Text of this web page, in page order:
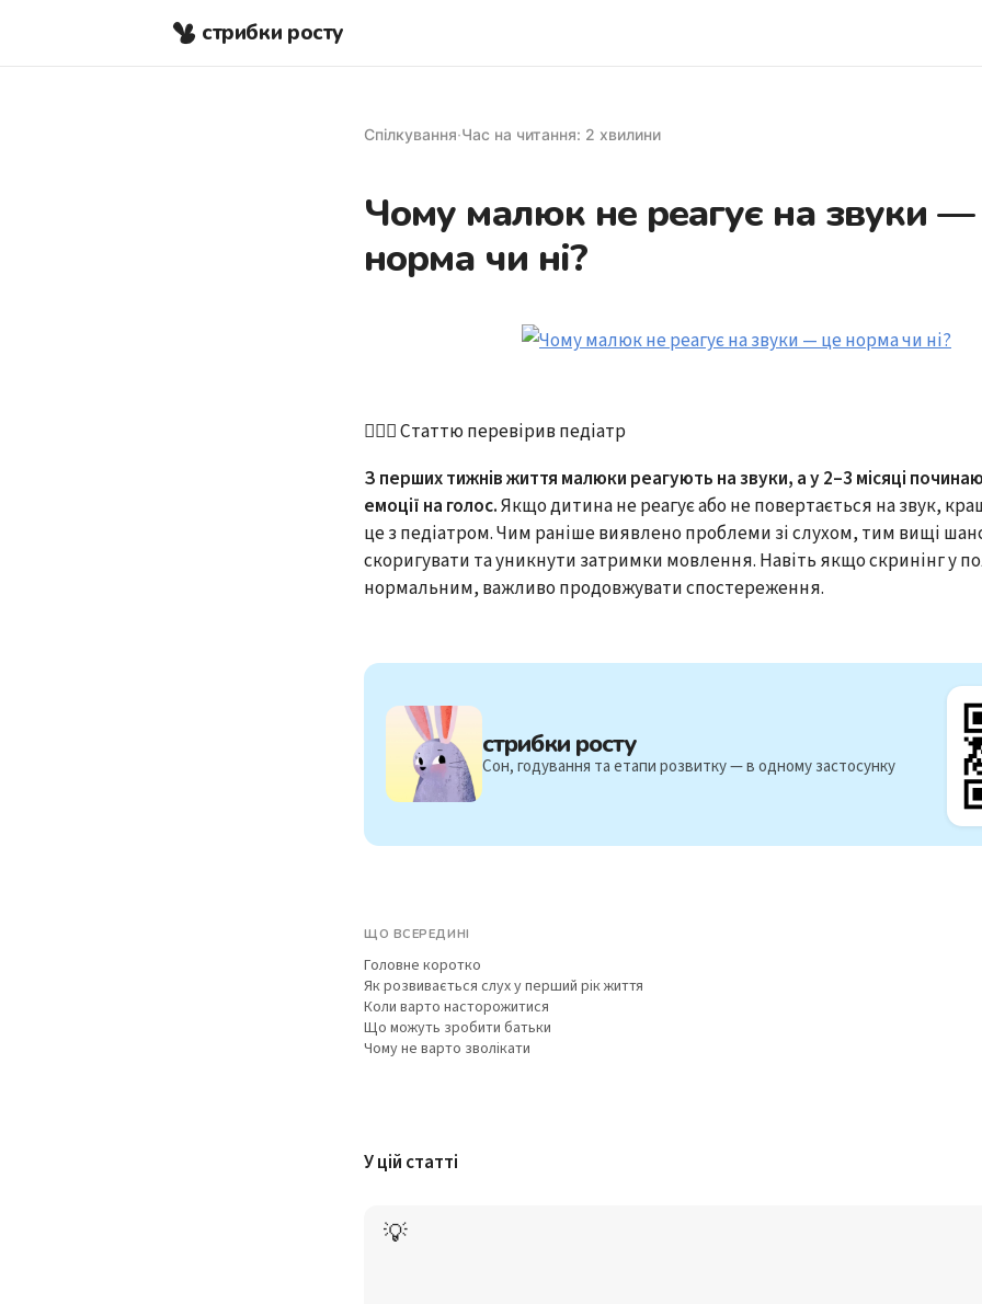
стрибки росту
Спілкування·Час на читання: 2 хвилини
Чому малюк не реагує на звуки
норма чи ні?
👩🏻‍⚕️ Статтю перевірив педіатр
З перших тижнів життя малюки реагують на звуки, а у 2–3 місяці
емоції на голос.Якщо дитина не реагує або не повертається на звук,
це з педіатром. Чим раніше виявлено проблеми зі слухом, тим вищі
скоригувати та уникнути затримки мовлення. Навіть якщо скринінг у
нормальним, важливо продовжувати спостереження.
стрибки росту
Сон, годування та етапи розвитку — в одному застосунку
ЩО ВСЕРЕДИНІ
Головне коротко
Як розвивається слух у перший рік життя
Коли варто насторожитися
Що можуть зробити батьки
Чому не варто зволікати
У цій статті
💡